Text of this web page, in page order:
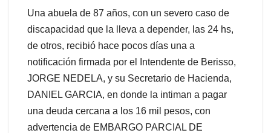
Una abuela de 87 años, con un severo caso de
discapacidad que la lleva a depender, las 24 hs,
de otros, recibió hace pocos días una a
notificación firmada por el Intendente de Berisso,
JORGE NEDELA, y su Secretario de Hacienda,
DANIEL GARCIA, en donde la intiman a pagar
una deuda cercana a los 16 mil pesos, con
advertencia de EMBARGO PARCIAL DE